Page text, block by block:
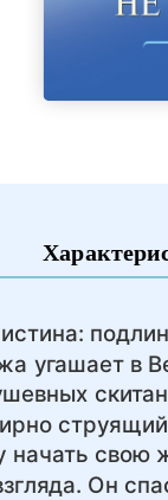
угашает в
начать свою
Он